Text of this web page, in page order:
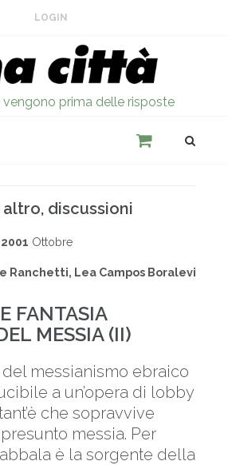
LOGIN
prima delle risposte
discussioni
Ottobre
Ranchetti, Lea Campos Boralevi
FANTASIA
MESSIA (II)
messianismo ebraico
a un’opera di lobby
che sopravvive
messia. Per
è la sorgente della